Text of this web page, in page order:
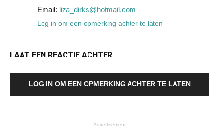
Email: liza_dirks@hotmail.com
Log in om een opmerking achter te laten
LAAT EEN REACTIE ACHTER
LOG IN OM EEN OPMERKING ACHTER TE LATEN
- Advertisement -